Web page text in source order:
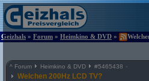
Geizhals » Forum » Heimkino & DVD »
^ Forum Heimkino & DVD #5465438
Welchen 200Hz LCD TV?